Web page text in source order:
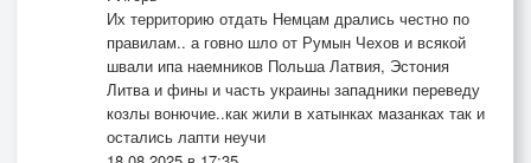
Их территорию отдать Немцам дрались честно по
правилам.. а говно шло от Румын Чехов и всякой
швали ипа наемников Польша Латвия, Эстония
Литва и фины и часть украины западники переведу
козлы вонючие..как жили в хатынках мазанках так и
остались лапти неучи